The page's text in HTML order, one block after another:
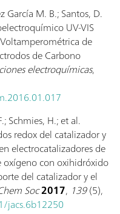
García M. B.; Santos, D.
UV-VIS
de
de Carbono
electroquímicas,
Schmies, H.; et al.
redox del catalizador y
electrocatalizadores de
oxígeno con oxihidróxido
del catalizador y el
Soc2017, 139(5),
jacs.6b12250